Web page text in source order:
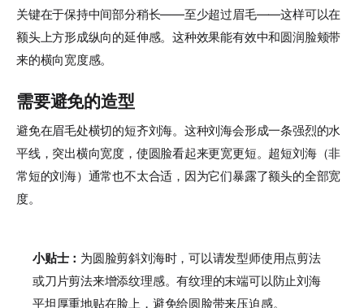
关键在于保持中间部分稍长——至少超过眉毛——这样可以在
额头上方形成纵向的延伸感。这种效果能有效中和圆润脸颊带
来的横向宽度感。
需要避免的造型
避免在眉毛处横切的短齐刘海。这种刘海会形成一条强烈的水
平线，突出横向宽度，使圆脸看起来更宽更短。超短刘海（非
常短的刘海）通常也不太合适，因为它们暴露了额头的全部宽
度。
小贴士： 为圆脸剪斜刘海时，可以请发型师使用点剪法
或刀片剪法来增添纹理感。有纹理的末端可以防止刘海
平坦厚重地贴在脸上，避免给圆脸带来压迫感。